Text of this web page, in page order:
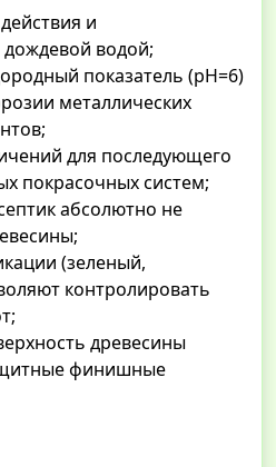
и
водой;
показатель (pH=6)
металлических
для последующего
покрасочных систем;
абсолютно не
(зеленый,
контролировать
древесины
финишные